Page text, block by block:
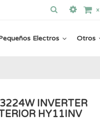
x
Electros Otros
INVERTER
HY11INV